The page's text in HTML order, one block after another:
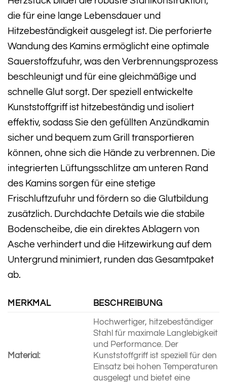
die für eine lange Lebensdauer und
Hitzebeständigkeit ausgelegt ist. Die perforierte
Wandung des Kamins ermöglicht eine optimale
Sauerstoffzufuhr, was den Verbrennungsprozess
beschleunigt und für eine gleichmäßige und
schnelle Glut sorgt. Der speziell entwickelte
Kunststoffgriff ist hitzebeständig und isoliert
effektiv, sodass Sie den gefüllten Anzündkamin
sicher und bequem zum Grill transportieren
können, ohne sich die Hände zu verbrennen. Die
integrierten Lüftungsschlitze am unteren Rand
des Kamins sorgen für eine stetige
Frischluftzufuhr und fördern so die Glutbildung
zusätzlich. Durchdachte Details wie die stabile
Bodenscheibe, die ein direktes Ablagern von
Asche verhindert und die Hitzewirkung auf dem
Untergrund minimiert, runden das Gesamtpaket
ab.
MERKMAL BESCHREIBUNG
Material:
Hochwertiger, hitzebeständiger
Stahl für maximale Langlebigkeit
und Performance. Der
Kunststoffgriff ist speziell für den
Einsatz bei hohen Temperaturen
ausgelegt und bietet eine